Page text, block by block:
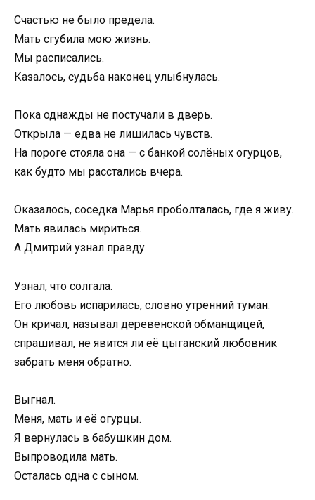
Счастью не было предела.
Мать сгубила мою жизнь.
Мы расписались.
Казалось, судьба наконец улыбнулась.
Пока однажды не постучали в дверь.
Открыла — едва не лишилась чувств.
На пороге стояла она — с банкой солёных огурцов,
как будто мы расстались вчера.
Оказалось, соседка Марья проболталась, где я живу.
Мать явилась мириться.
А Дмитрий узнал правду.
Узнал, что солгала.
Его любовь испарилась, словно утренний туман.
Он кричал, называл деревенской обманщицей,
спрашивал, не явится ли её цыганский любовник
забрать меня обратно.
Выгнал.
Меня, мать и её огурцы.
Я вернулась в бабушкин дом.
Выпроводила мать.
Осталась одна с сыном.